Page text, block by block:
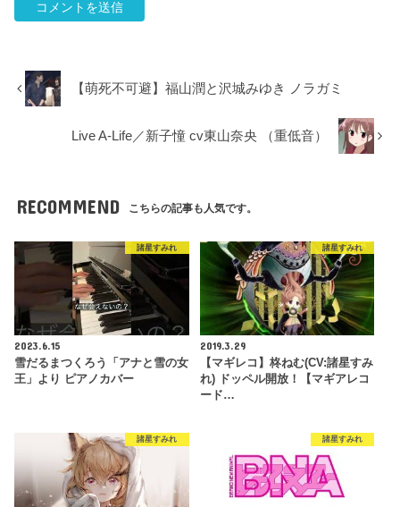
【萌死不可避】福山潤と沢城みゆき ノラガミ
Live A-Life／新子憧 cv東山奈央 （重低音）
RECOMMEND こちらの記事も人気です。
諸星すみれ
2023.6.15
雪だるまつくろう「アナと雪の女
王」より ピアノカバー
諸星すみれ
2019.3.29
【マギレコ】柊ねむ(CV:諸星すみ
れ) ドッペル開放！【マギアレコ
ード…
諸星すみれ 諸星すみれ